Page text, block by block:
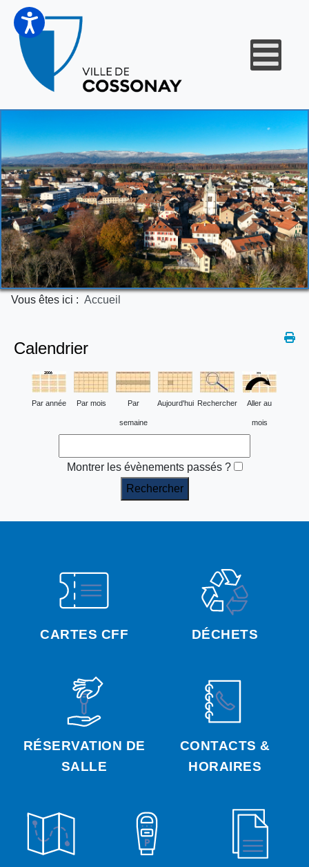
Vous êtes ici : Accueil
CARTES CFF DÉCHETS
RÉSERVATION DE
SALLE
CONTACTS &
HORAIRES
Calendrier
Par année Par mois Par
semaine
Aujourd'hui Rechercher Aller au
mois
Montrer les évènements passés ?